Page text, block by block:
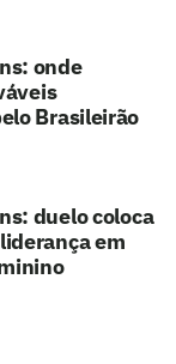
onde
Brasileirão
duelo coloca
em